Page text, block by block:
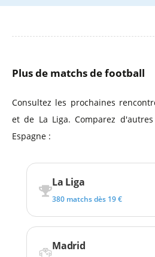
Plus de matchs de football
Consultez les prochaines
et de La Liga. Comparez
Espagne :
La Liga
380 matchs dès 19 €
Madrid